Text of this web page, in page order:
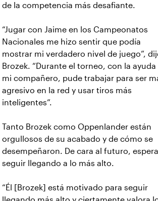
de la competencia más desafiante.
“Jugar con Jaime en los Campeonatos
Nacionales me hizo sentir que podía
mostrar mi verdadero nivel de juego”,
Brozek. “Durante el torneo, con la ayuda
mi compañero, pude trabajar para ser
agresivo en la red y usar tiros más
inteligentes”.
Tanto Brozek como Oppenlander están
orgullosos de su acabado y de cómo se
desempeñaron. De cara al futuro,
seguir llegando a lo más alto.
“Él [Brozek] está motivado para seguir